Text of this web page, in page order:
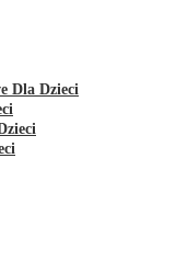
Dla Dzieci